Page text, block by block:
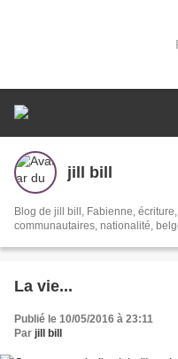
jill bill
Blog de jill bill, Fabienne,
communautaires, nationalité,
La vie...
Publié le 10/05/2016 à 23:11
Par jill bill